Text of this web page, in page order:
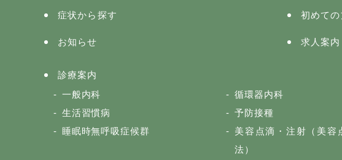
症状から探す 初めて
お知らせ 求人案内
診療案内
一般内科
循環器内科
生活習慣病
予防接種
睡眠時無呼吸症候群
美容点滴・注射（美容
法）